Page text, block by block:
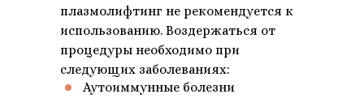
Аутоиммунные болезни
плазмолифтинг не рекомендуется к
использованию. Воздержаться от
процедуры необходимо при
следующих заболеваниях: